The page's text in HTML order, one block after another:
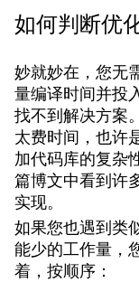
如何判断优
妙就妙在，您无
量编译时间并投
找不到解决方案
太费时间，也许
加代码库的复杂
篇博文中看到许
实现。
如果您也遇到类
能少的工作量，
着，按顺序：